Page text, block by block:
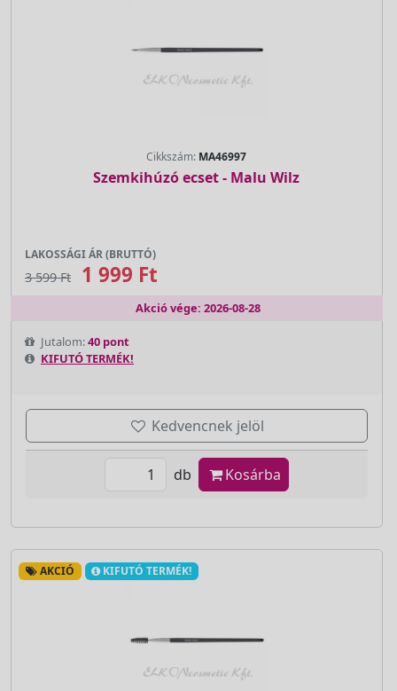
Cikkszám: MA46997
Szemkihúzó ecset - Malu Wilz
LAKOSSÁGI ÁR (BRUTTÓ)
3 599 Ft 1 999 Ft
Akció vége: 2026-08-28
Jutalom:40 pont
KIFUTÓ TERMÉK!
Kedvencnek jelöl
db Kosárba
AKCIÓ KIFUTÓ TERMÉK!